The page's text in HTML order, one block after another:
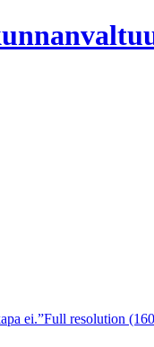
ei.”Full resolution